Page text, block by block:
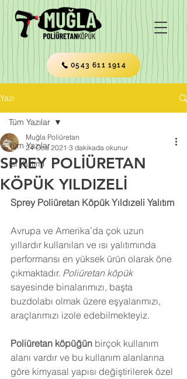
0543 611 1914
Yazı
Tüm Yazılar
Isı Yalıtımı
Tüm Yazılar
SPREY POLİÜRETAN
KÖPÜK YILDIZELİ
Muğla Poliüretan
24 Oca 2021 3 dakikada okunur
Sprey Poliüretan Köpük Yıldızeli Yalıtım
Avrupa ve Amerika’da çok uzun
yıllardır kullanılan ve ısı yalıtımında
performansı en yüksek ürün olarak öne
çıkmaktadır. Poliüretan köpük
sayesinde binalarımızı, başta
buzdolabı olmak üzere eşyalarımızı,
araçlarımızı izole edebilmekteyiz.
Poliüretan köpüğün birçok kullanım
alanı vardır ve bu kullanım alanlarına
göre kimyasal yapısı değiştirilerek özel